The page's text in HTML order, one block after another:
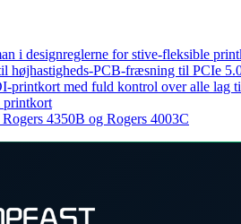
i designreglerne for stive-fleksible
højhastigheds-PCB-fræsning til PCIe
printkort med fuld kontrol over alle lag
printkort
4350B og Rogers 4003C